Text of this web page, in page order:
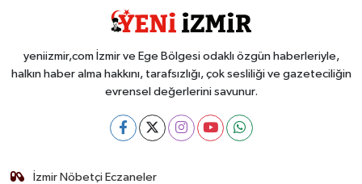
yeniizmir,com İzmir ve Ege Bölgesi odaklı özgün haberleriyle,
halkın haber alma hakkını, tarafsızlığı, çok sesliliği ve gazeteciliğin
evrensel değerlerini savunur.
İzmir Nöbetçi Eczaneler